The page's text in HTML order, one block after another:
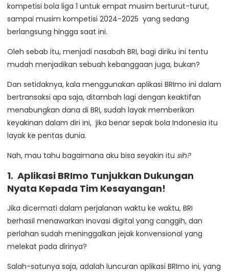
kompetisi bola liga 1 untuk empat musim berturut-turut,
sampai musim kompetisi 2024-2025 yang sedang
berlangsung hingga saat ini.
Oleh sebab itu, menjadi nasabah BRI, bagi diriku ini tentu
mudah menjadikan sebuah kebanggaan juga, bukan?
Dan setidaknya, kala menggunakan aplikasi BRImo ini dalam
bertransaksi apa saja, ditambah lagi dengan keaktifan
menabungkan dana di BRI, sudah layak memberikan
keyakinan dalam diri ini, jika benar sepak bola Indonesia itu
layak ke pentas dunia.
Nah, mau tahu bagaimana aku bisa seyakin itu sih?
1. Aplikasi BRImo Tunjukkan Dukungan
Nyata Kepada Tim Kesayangan!
Jika dicermati dalam perjalanan waktu ke waktu, BRI
berhasil menawarkan inovasi digital yang canggih, dan
perlahan sudah meninggalkan jejak konvensional yang
melekat pada dirinya?
Salah-satunya saja, adalah luncuran aplikasi BRImo ini, yang